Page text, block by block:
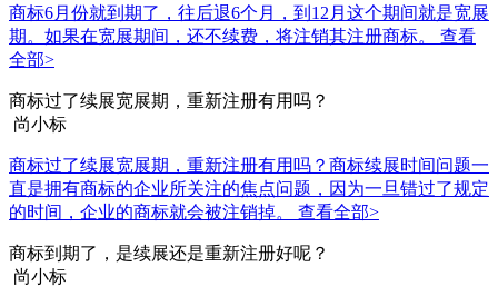
商标6月份就到期了，往后退6个月，到12月这个期间就是宽展
期。如果在宽展期间，还不续费，将注销其注册商标。 查看
全部>
商标过了续展宽展期，重新注册有用吗？
尚小标
商标过了续展宽展期，重新注册有用吗？商标续展时间问题一
直是拥有商标的企业所关注的焦点问题，因为一旦错过了规定
的时间，企业的商标就会被注销掉。 查看全部>
商标到期了，是续展还是重新注册好呢？
尚小标